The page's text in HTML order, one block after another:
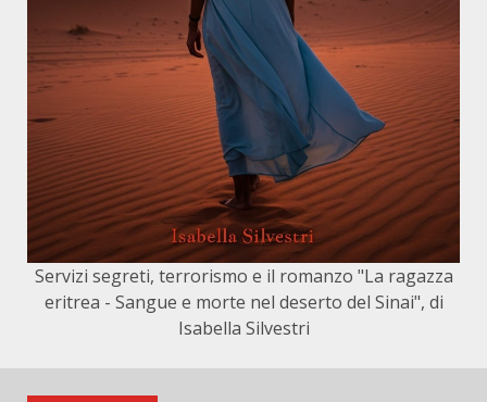
Servizi segreti, terrorismo e il romanzo "La ragazza
eritrea - Sangue e morte nel deserto del Sinai", di
Isabella Silvestri